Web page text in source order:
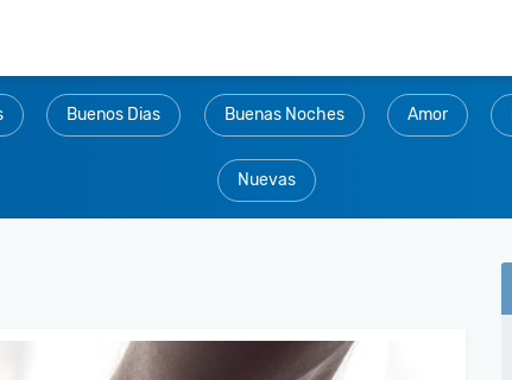
Buenos Dias Buenas Noches Amor
Nuevas